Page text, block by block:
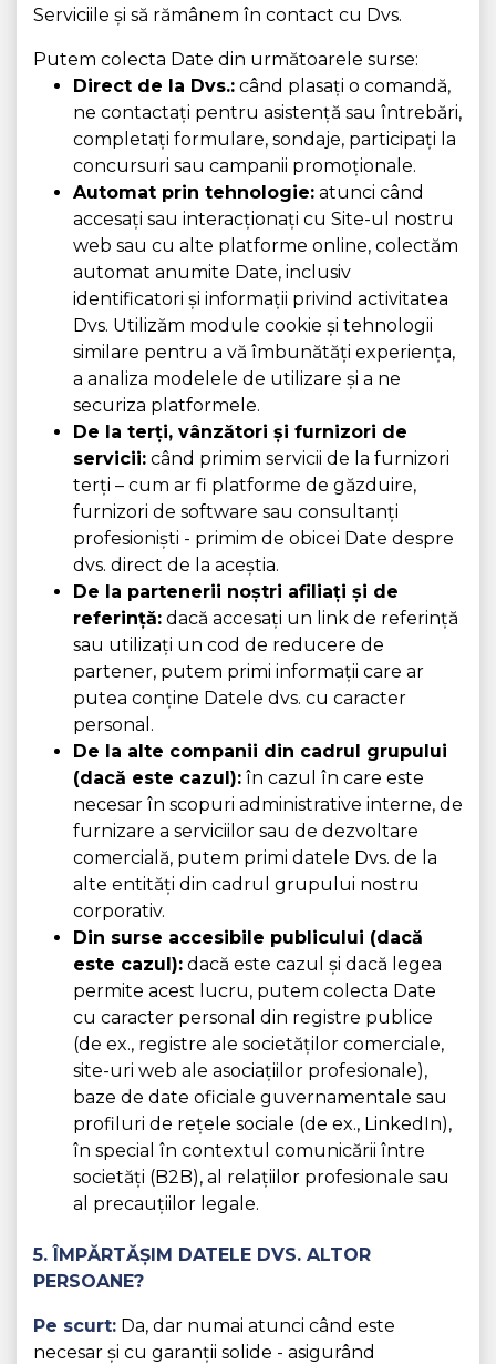
Serviciile și să rămânem în contact cu Dvs.
Putem colecta Date din următoarele surse:
Direct de la Dvs.: când plasați o comandă,
ne contactați pentru asistență sau întrebări,
completați formulare, sondaje, participați la
concursuri sau campanii promoționale.
Automat prin tehnologie: atunci când
accesați sau interacționați cu Site-ul nostru
web sau cu alte platforme online, colectăm
automat anumite Date, inclusiv
identificatori și informații privind activitatea
Dvs. Utilizăm module cookie și tehnologii
similare pentru a vă îmbunătăți experiența,
a analiza modelele de utilizare și a ne
securiza platformele.
De la terți, vânzători și furnizori de
servicii: când primim servicii de la furnizori
terți – cum ar fi platforme de găzduire,
furnizori de software sau consultanți
profesioniști - primim de obicei Date despre
dvs. direct de la aceștia.
De la partenerii noștri afiliați și de
referință: dacă accesați un link de referință
sau utilizați un cod de reducere de
partener, putem primi informații care ar
putea conține Datele dvs. cu caracter
personal.
De la alte companii din cadrul grupului
(dacă este cazul): în cazul în care este
necesar în scopuri administrative interne, de
furnizare a serviciilor sau de dezvoltare
comercială, putem primi datele Dvs. de la
alte entități din cadrul grupului nostru
corporativ.
Din surse accesibile publicului (dacă
este cazul): dacă este cazul și dacă legea
permite acest lucru, putem colecta Date
cu caracter personal din registre publice
(de ex., registre ale societăților comerciale,
site-uri web ale asociațiilor profesionale),
baze de date oficiale guvernamentale sau
profiluri de rețele sociale (de ex., LinkedIn),
în special în contextul comunicării între
societăți (B2B), al relațiilor profesionale sau
al precauțiilor legale.
5. ÎMPĂRTĂȘIM DATELE DVS. ALTOR
PERSOANE?
Pe scurt: Da, dar numai atunci când este
necesar și cu garanții solide - asigurând